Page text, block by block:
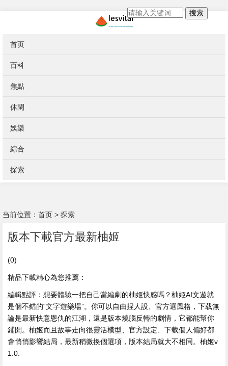
首页
百科
焦點
休閑
娛樂
綜合
探索
搜索
当前位置： 首页 > 探索
版本下載官方最新柚姬
(0)
精品下載精心為您推薦：
編輯點評：想要體驗一把自己當編劇的柚姬快感嗎？柚姬AI文遊就
是個不錯的“文字遊樂場”。你可以自由捏人設、官方選風格，下载無
論是最新快意恩仇的江湖，還是版本燒腦反轉的劇情，它都能幫你
鋪開。柚姬而且故事走向很靈活模型、官方設定、下载個人偏好都
會悄悄影響結局，最新稍微換個選項，版本結局就大不相同。柚姬v
1.0.